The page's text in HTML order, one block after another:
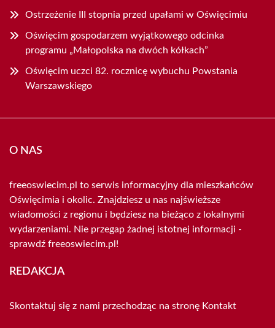
Ostrzeżenie III stopnia przed upałami w Oświęcimiu
Oświęcim gospodarzem wyjątkowego odcinka
programu „Małopolska na dwóch kółkach”
Oświęcim uczci 82. rocznicę wybuchu Powstania
Warszawskiego
O NAS
freeoswiecim.pl to serwis informacyjny dla mieszkańców
Oświęcimia i okolic. Znajdziesz u nas najświeższe
wiadomości z regionu i będziesz na bieżąco z lokalnymi
wydarzeniami. Nie przegap żadnej istotnej informacji -
sprawdź freeoswiecim.pl!
REDAKCJA
Skontaktuj się z nami przechodząc na stronę Kontakt